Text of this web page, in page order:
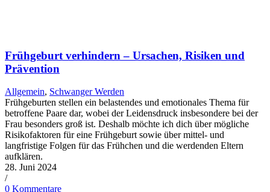
Früh­ge­burt ver­hin­dern – Ursa­chen, Risi­ken und
Prä­ven­ti­on
Allgemein, Schwanger Werden
Frühgeburten stellen ein belastendes und emotionales Thema für
betroffene Paare dar, wobei der Leidensdruck insbesondere bei der
Frau besonders groß ist. Deshalb möchte ich dich über mögliche
Risikofaktoren für eine Frühgeburt sowie über mittel- und
langfristige Folgen für das Frühchen und die werdenden Eltern
aufklären.
28. Juni 2024
/
0 Kommentare